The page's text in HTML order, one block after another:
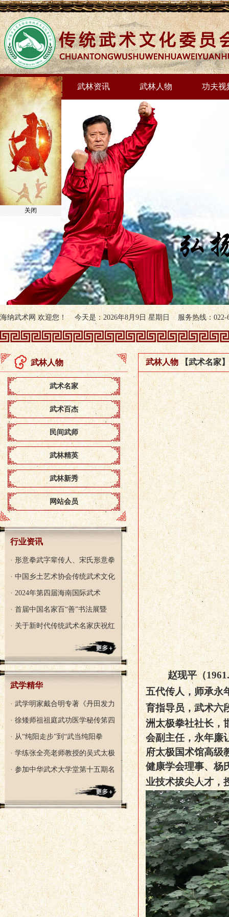
网站首页 武林资讯 武林人物 功夫视
海纳武术网 欢迎您！ 今天是：2026年8月9日 星期日 服务热线：022-
武林人物
武术名家
武术百杰
民间武师
武林精英
武林新秀
网站会员
行业资讯
· 形意拳武字辈传人、宋氏形意拳
· 中国乡土艺术协会传统武术文化
· 2024年第四届海南国际武术
· 首届中国名家百“善”书法展暨
· 关于新时代传统武术名家庆祝红
武学精华
· 武学明家戴合明专著《丹田发力
· 徐矮师祖祖庭武功医学秘传笫四
· 从“纯阳走步”到“武当纯阳拳
· 学练张全亮老师教授的吴式太极
· 参加中华武术大学堂第十五期名
武林人物【武术名家】
赵现平（
五代传人，师承永
育指导员，武术六
洲太极拳社社长，
会副主任，永年廉
府太极国术馆高级
健康学会理事、杨
业技术拔尖人才 ，
关闭